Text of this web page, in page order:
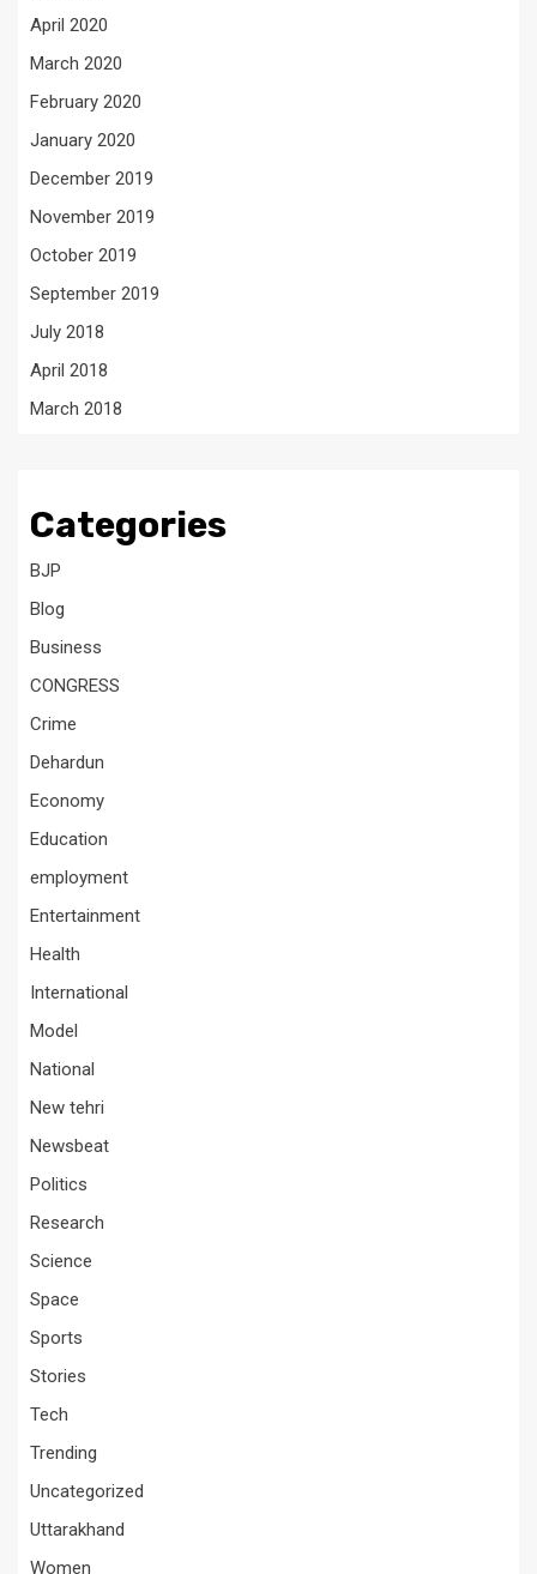
April 2020
March 2020
February 2020
January 2020
December 2019
November 2019
October 2019
September 2019
July 2018
April 2018
March 2018
Categories
BJP
Blog
Business
CONGRESS
Crime
Dehardun
Economy
Education
employment
Entertainment
Health
International
Model
National
New tehri
Newsbeat
Politics
Research
Science
Space
Sports
Stories
Tech
Trending
Uncategorized
Uttarakhand
Women